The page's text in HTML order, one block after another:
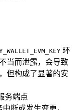
环
当而泄露，会导致
但构成了显著的安
务端点
断或发生变更，